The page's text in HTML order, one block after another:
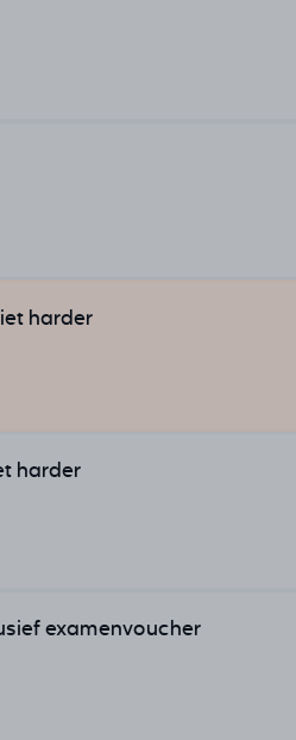
harder
harder
examenvoucher